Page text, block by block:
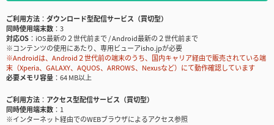
ご利用方法
ダウンロード型配信サービス（買切型）
同時使用端末数
3
対応OS
iOS最新の２世代前まで / Android最新の２世代前まで
※コンテンツの使用にあたり、専用ビューアisho.jpが必要
※Androidは、Android２世代前の端末のうち、国内キャリア経由で販売されている端
末（Xperia、GALAXY、AQUOS、ARROWS、Nexusなど）にて動作確認しています
必要メモリ容量
64 MB以上
ご利用方法
アクセス型配信サービス（買切型）
同時使用端末数
1
※インターネット経由でのWEBブラウザによるアクセス参照